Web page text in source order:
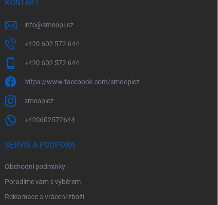
KONTAKT
info@smoopi.cz
+420 602 572 644
+420 602 572 644
https://www.facebook.com/smoopicz
smoopicz
+420602572644
SERVIS A PODPORA
Obchodní podmínky
Poradíme vám s výběrem
Reklamace a vrácení zboží